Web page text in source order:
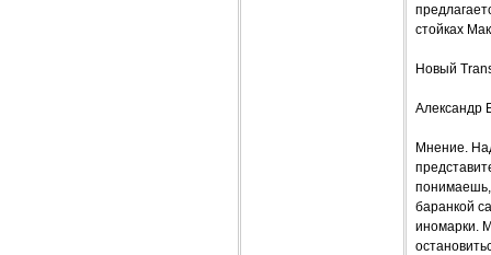
стойках
Новый
Александр
Мнение.
понимаешь,
баранкой
иномарки.